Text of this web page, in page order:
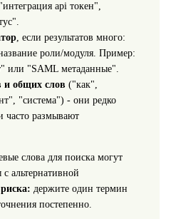
api токен",
, если результатов много:
роли/модуля. Пример:
или "SAML метаданные".
и общих слов ("как",
"система") - они редко
часто размывают
слова для поиска могут
альтернативной
держите один термин
постепенно.